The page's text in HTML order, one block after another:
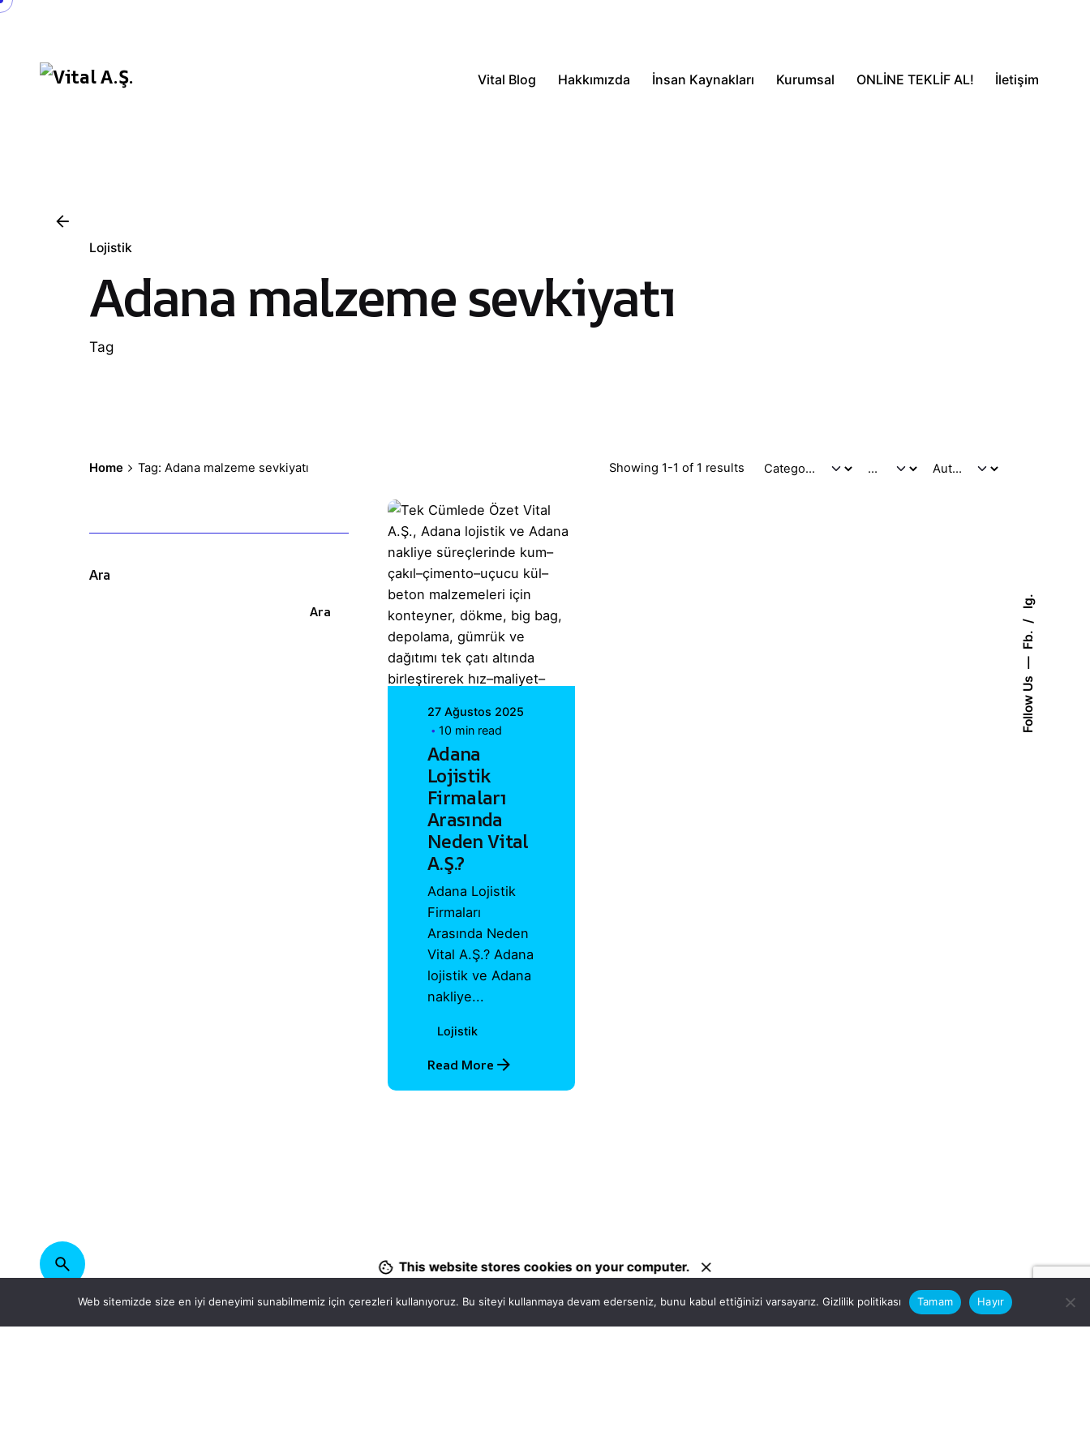
Follow Us
Fb.
Ig.
Skip
Vital Blog
Hakkımızda İnsan Kaynakları Kurumsal ONLİNE TEKLİF AL! İletişim
Lojistik
Adana malzeme sevkiyatı
Tag
Home Tag: Adana malzeme sevkiyatı Showing 1-1 of 1 results
Ara
Ara Posted by
Vital A.Ş.
Webmaster
27 Ağustos 2025
10 min read
Adana
Lojistik
Firmaları
Arasında
Neden Vital
A.Ş.?
Adana Lojistik
Firmaları
Arasında Neden
Vital A.Ş.? Adana
lojistik ve Adana
nakliye...
Lojistik
Read More
This website stores cookies on your computer.
Web sitemizde size en iyi deneyimi sunabilmemiz için çerezleri kullanıyoruz. Bu siteyi kullanmaya devam ederseniz, bunu kabul ettiğinizi varsayarız. Gizlilik politikası Tamam Hayır